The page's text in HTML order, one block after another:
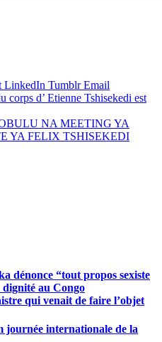
LinkedIn Tumblr Email
corps d’ Etienne Tshisekedi est
NA MEETING YA
YA FELIX TSHISEKEDI
dénonce “tout propos sexiste
dignité au Congo
qui venait de faire l’objet
journée internationale de la